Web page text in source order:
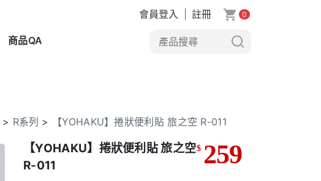
商品QA
會員登入 註冊 0
> R系列 > 【YOHAKU】捲狀便利貼 旅之空 R-011
【YOHAKU】捲狀便利貼 旅之空
R-011
$ 259